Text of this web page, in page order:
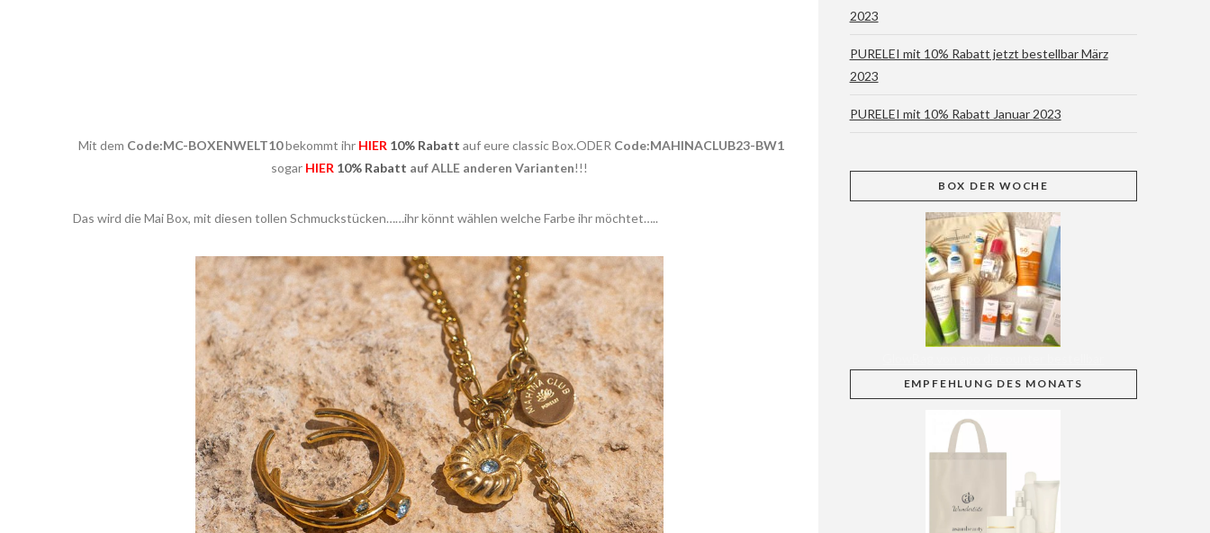
Mit dem Code:MC-BOXENWELT10bekommt ihr HIER 10% Rabatt auf eure classic Box.ODER Code:MAHINACLUB23-BW1
sogar HIER 10% Rabatt auf ALLE anderen Varianten!!!
Das wird die Mai Box, mit diesen tollen Schmuckstücken……ihr könnt wählen welche Farbe ihr möchtet…..
2023
PURELEI mit 10% Rabatt jetzt bestellbar März
2023
PURELEI mit 10% Rabatt Januar 2023
BOX DER WOCHE
EMPFEHLUNG DES MONATS